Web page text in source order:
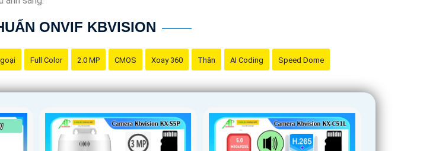
ONVIF KBVISION
Full Color 2.0 MP CMOS Xoay 360 Thân AI Coding Speed Dome